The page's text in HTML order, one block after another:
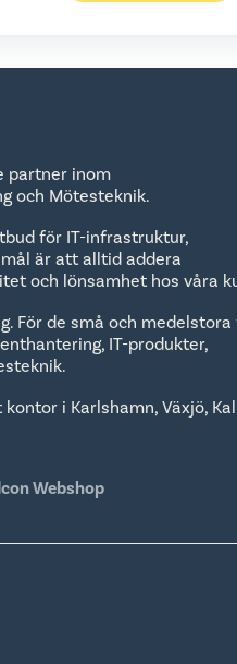
partner inom
och Mötesteknik.
för IT-infrastruktur,
är att alltid addera
och lönsamhet hos våra
För de små och
IT-produkter,
i Karlshamn, Växjö,
Webshop